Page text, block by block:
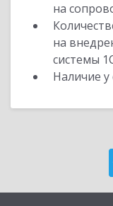
на
на
системы
Наличие